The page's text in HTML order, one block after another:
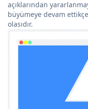
açıklarından
büyümeye devam
olasıdır.